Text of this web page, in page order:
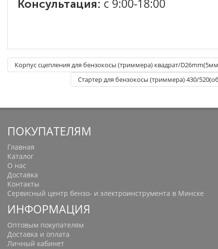
Консультация: с 9:00-18:00
Корпус сцепления для бензокосы (триммера) квадрат/
Стартер для бензокосы (триммера) 430/
ПОКУПАТЕЛЯМ
Главная
Каталог
О нас
Доставка
Контакты
Сервисный центр бензо- и электроинструмента в Минске
ИНФОРМАЦИЯ
Оптовым покупателям
Доставка и оплата
Личный кабинет